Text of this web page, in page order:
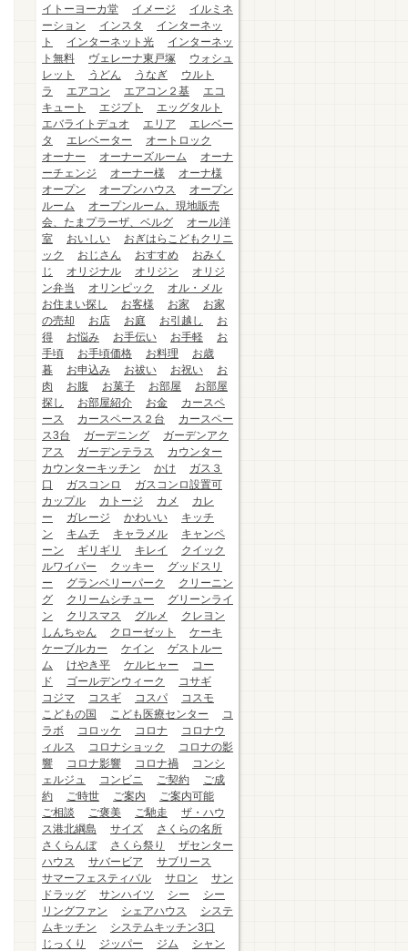
イトーヨーカ堂
イメージ
イルミネ
ーション
インスタ
インターネッ
ト
インターネット光
インターネッ
ト無料
ヴェレーナ東戸塚
ウォシュ
レット
うどん うなぎ
ウルト
ラ
エアコン エアコン２基
エコ
キュート
エジプト
エッグタルト
エバライトデュオ
エリア
エレベー
タ
エレベーター
オートロック
オーナー
オーナーズルーム
オーナ
ーチェンジ
オーナー様
オーナ様
オープン
オープンハウス
オープン
ルーム
オープンルーム、現地販売
会、たまプラーザ、ベルグ
オール洋
室
おいしい
おぎはらこどもクリニ
ック
おじさん おすすめ
おみく
じ
オリジナル オリジン
オリジ
ン弁当
オリンピック
オル・メル
お住まい探し
お客様 お家
お家
の売却
お店 お庭 お引越し
お
得
お悩み お手伝い お手軽
お
手頃
お手頃価格 お料理
お歳
暮
お申込み お祓い お祝い
お
肉
お腹 お菓子 お部屋
お部屋
探し
お部屋紹介 お金
カースペ
ース
カースペース２台
カースペー
ス3台
ガーデニング
ガーデンアク
アス
ガーデンテラス
カウンター
カウンターキッチン
かけ
ガス３
口
ガスコンロ
ガスコンロ設置可
カップル
カトージ カメ
カレ
ー
ガレージ かわいい
キッチ
ン
キムチ キャラメル
キャンペ
ーン
ギリギリ キレイ
クイック
ルワイパー
クッキー
グッドスリ
ー
グランベリーパーク
クリーニン
グ
クリームシチュー
グリーンライ
ン
クリスマス グルメ
クレヨン
しんちゃん
クローゼット
ケーキ
ケーブルカー
ケイン
ゲストルー
ム
けやき平 ケルヒャー
コー
ド
ゴールデンウィーク
コサギ
コジマ
コスギ コスパ
コスモ
こどもの国
こども医療センター
コ
ラボ
コロッケ コロナ
コロナウ
ィルス
コロナショック
コロナの影
響
コロナ影響 コロナ禍
コンシ
ェルジュ
コンビニ ご契約
ご成
約
ご時世 ご案内
ご案内可能
ご相談
ご褒美 ご馳走
ザ・ハウ
ス港北綱島
サイズ
さくらの名所
さくらんぼ
さくら祭り
ザセンター
ハウス
サバービア
サブリース
サマーフェスティバル
サロン
サン
ドラッグ
サンハイツ シー
シー
リングファン
シェアハウス
システ
ムキッチン
システムキッチン3口
じっくり
ジッパー ジム
シャン